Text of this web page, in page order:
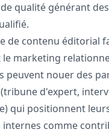
qualité générant
de contenu éditorial
marketing
peuvent nouer des
d'expert,
qui positionnent
internes comme